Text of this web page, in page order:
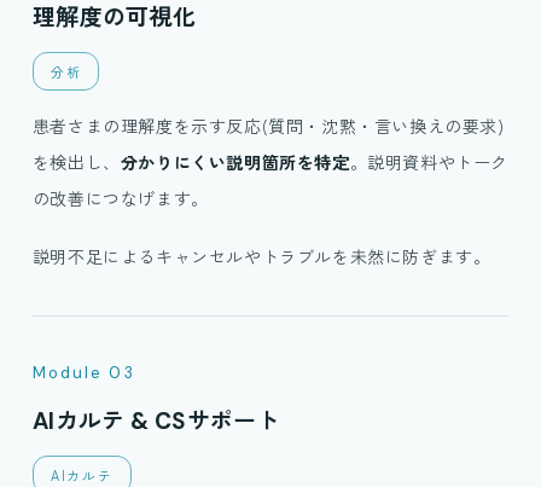
理解度の可視化
分析
患者さまの理解度を示す反応(質問・沈黙・言い換えの要求)
を検出し、 分かりにくい説明箇所を特定。説明資料やトーク
の改善につなげます。
説明不足によるキャンセルやトラブルを未然に防ぎます。
Module 03
AIカルテ & CSサポート
AIカルテ